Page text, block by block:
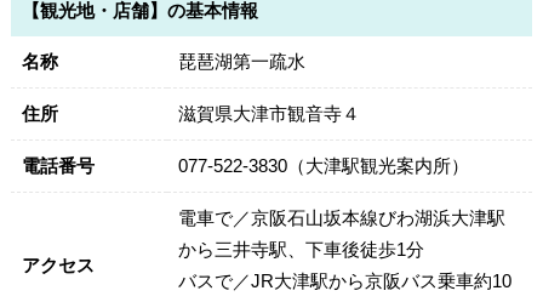
【観光地・店舗】の基本情報
名称 琵琶湖第一疏水
住所 滋賀県大津市観音寺４
電話番号 077-522-3830（大津駅観光案内所）
アクセス
電車で／京阪石山坂本線びわ湖浜大津駅
から三井寺駅、下車後徒歩1分
バスで／JR大津駅から京阪バス乗車約10